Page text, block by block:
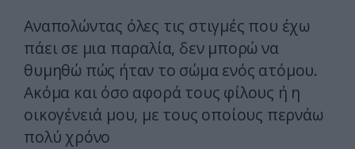
Αναπολώντας όλες τις στιγμές που έχω
πάει σε μια παραλία, δεν μπορώ να
θυμηθώ πώς ήταν το σώμα ενός ατόμου.
Ακόμα και όσο αφορά τους φίλους ή η
οικογένειά μου, με τους οποίους περνάω
πολύ χρόνο